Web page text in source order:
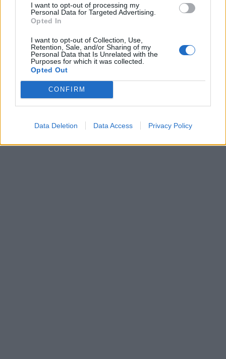
I want to opt-out of processing my
Personal Data for Targeted Advertising.
Opted In
I want to opt-out of Collection, Use,
Retention, Sale, and/or Sharing of my
Personal Data that Is Unrelated with the
Purposes for which it was collected.
Opted Out
CONFIRM
Data Deletion Data Access Privacy Policy